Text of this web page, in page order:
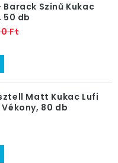
Barack Színű Kukac
50 db
Ft
Matt Kukac Lufi
80 db